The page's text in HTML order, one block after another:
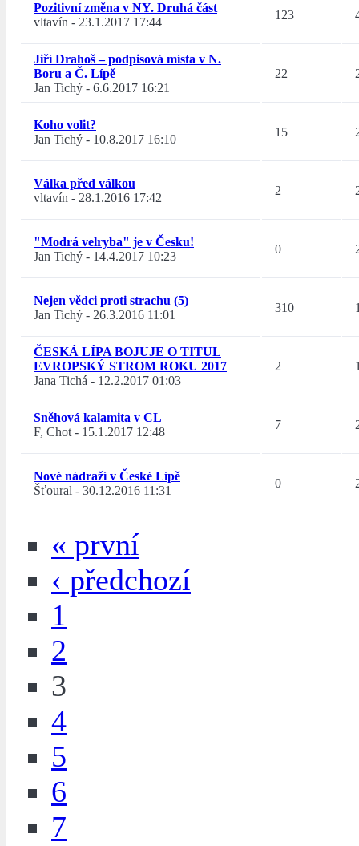
Pozitivní změna v NY. Druhá část
vltavín - 23.1.2017 17:44
123
Jiří Drahoš – podpisová místa v N.
Boru a Č. Lípě
Jan Tichý - 6.6.2017 16:21
22
Koho volit?
Jan Tichý - 10.8.2017 16:10
15
Válka před válkou
vltavín - 28.1.2016 17:42
2
"Modrá velryba" je v Česku!
Jan Tichý - 14.4.2017 10:23
0
Nejen vědci proti strachu (5)
Jan Tichý - 26.3.2016 11:01
310
ČESKÁ LÍPA BOJUJE O TITUL
EVROPSKÝ STROM ROKU 2017
Jana Tichá - 12.2.2017 01:03
2
Sněhová kalamita v CL
F, Chot- 15.1.2017 12:48
7
Nové nádraží v České Lípě
Šťoural - 30.12.2016 11:31
0
« první
‹ předchozí
1
2
3
4
5
6
7